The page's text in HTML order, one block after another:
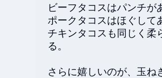
ビーフタコスはパンチが
ポークタコスはほぐして
チキンタコスも同じく柔
る。
さらに嬉しいのが、玉ね